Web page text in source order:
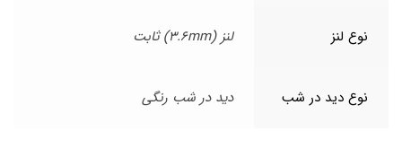
نوع لنز لنز (3.6mm) ثابت
نوع دید در شب دید در شب رنگی